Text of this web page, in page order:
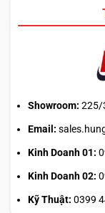
Dell 14
Dell 16
Showroom: 225/
Email:
Kinh Doanh 01:
Kinh Doanh 02:
Kỹ Thuật: 0399